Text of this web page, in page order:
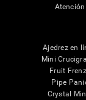
Atención
Ajedrez en
Mini
Fruit
Pipe
Crystal